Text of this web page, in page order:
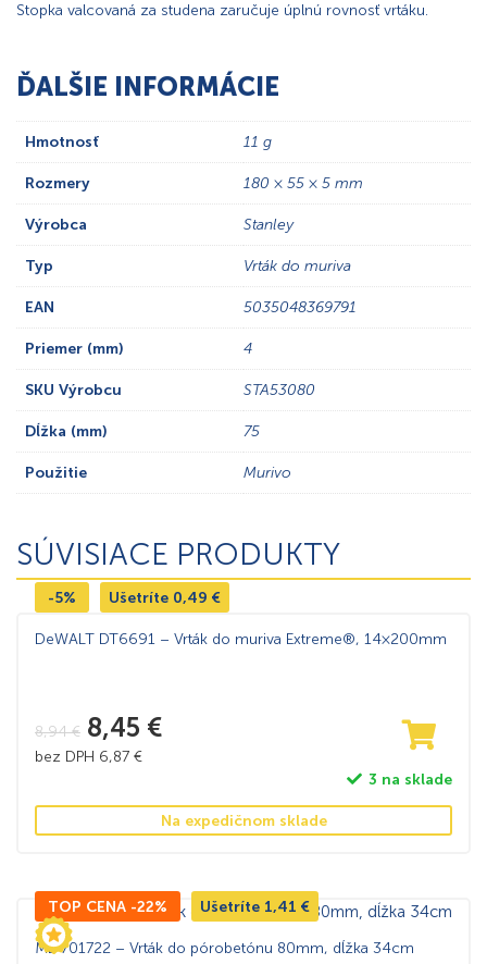
Stopka valcovaná za studena zaručuje úplnú rovnosť vrtáku.
ĎALŠIE INFORMÁCIE
Hmotnosť 11 g
Rozmery 180 × 55 × 5 mm
Výrobca Stanley
Typ Vrták do muriva
EAN 5035048369791
Priemer (mm) 4
SKU Výrobcu STA53080
Dĺžka (mm) 75
Použitie Murivo
SÚVISIACE PRODUKTY
-5% Ušetríte 0,49 €
DeWALT DT6691 – Vrták do muriva Extreme®, 14×200mm
8,94€ 8,45 €
bez DPH 6,87 €
3 na sklade
Na expedičnom sklade
TOP CENA -22% Ušetríte 1,41 €
MB 701722 – Vrták do pórobetónu 80mm, dĺžka 34cm